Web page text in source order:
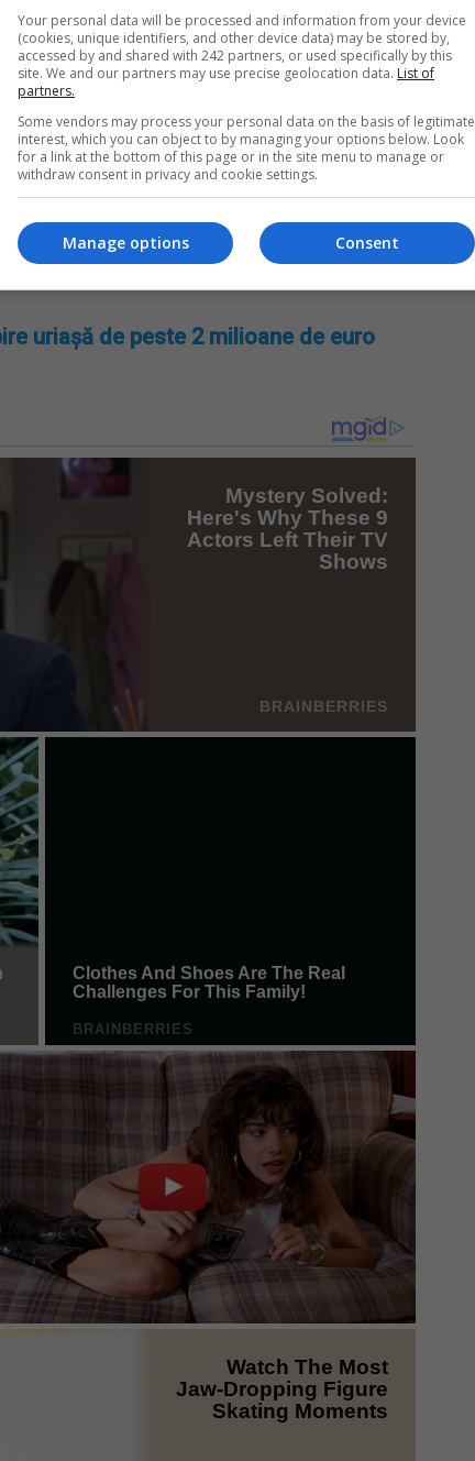
Crocifisso fiind temporar închisă pentru efectuarea
echipele de intervenție.
prudență pe drumurile din apropiere și să respecte
similare. Tragedia a adus un val de tristețe în
atenții sporite pe drumurile publice.
uriașă de peste 2 milioane de euro
Your personal data will be processed and information from your device
(cookies, unique identifiers, and other device data) may be stored by,
accessed by and shared with 242 partners, or used specifically by this
site. We and our partners may use precise geolocation data. List of
partners.
Some vendors may process your personal data on the basis of legitimate
interest, which you can object to by managing your options below. Look
for a link at the bottom of this page or in the site menu to manage or
withdraw consent in privacy and cookie settings.
Consent
Manage options